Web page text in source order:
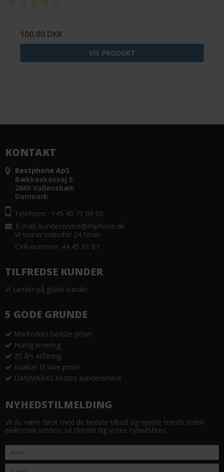
100,00 DKK
VIS PRODUKT
KONTAKT
Bestphone ApS
Bækkeskovvej 5
2665 Vallensbæk
Danmark
Telefonnr.: +45 40 71 08 00
E-mail: kundeservice@INphone.dk
Vi svarer indenfor 24 timer
CVR-nummer: 44 45 81 87
TILFREDSE KUNDER
Vi samler på glade kunder
5 GODE GRUNDE
Markedets bedste priser
Hurtig levering
25 års erfaring
Kvalitet til lave priser
DANMARKS bedste kundeservice
NYHEDSTILMELDING
Vil du være først med de bedste tilbud og nyeste trends inden
elektronik verden, så tilmeld dig vores nyhedsbrev.